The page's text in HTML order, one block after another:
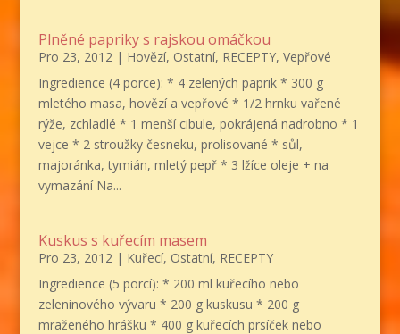
Plněné papriky s rajskou omáčkou
Pro 23, 2012| Hovězí, Ostatní, RECEPTY, Vepřové
Ingredience (4 porce): * 4 zelených paprik * 300 g
mletého masa, hovězí a vepřové * 1/2 hrnku vařené
rýže, zchladlé * 1 menší cibule, pokrájená nadrobno * 1
vejce * 2 stroužky česneku, prolisované * sůl,
majoránka, tymián, mletý pepř * 3 lžíce oleje + na
vymazání Na...
Kuskus s kuřecím masem
Pro 23, 2012| Kuřecí, Ostatní, RECEPTY
Ingredience (5 porcí): * 200 ml kuřecího nebo
zeleninového vývaru * 200 g kuskusu * 200 g
mraženého hrášku * 400 g kuřecích prsíček nebo